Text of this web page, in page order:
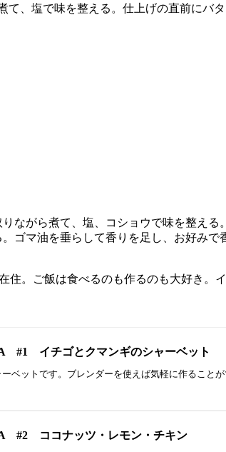
、塩で味を整える。仕上げの直前にバ
ながら煮て、塩、コショウで味を整える。
ゴマ油を垂らして香りを足し、お好みで
住。ご飯は食べるのも作るのも大好き。
#1 イチゴとクマンギのシャーベット
ベットです。ブレンダーを使えば気軽に作ること
#2 ココナッツ・レモン・チキン